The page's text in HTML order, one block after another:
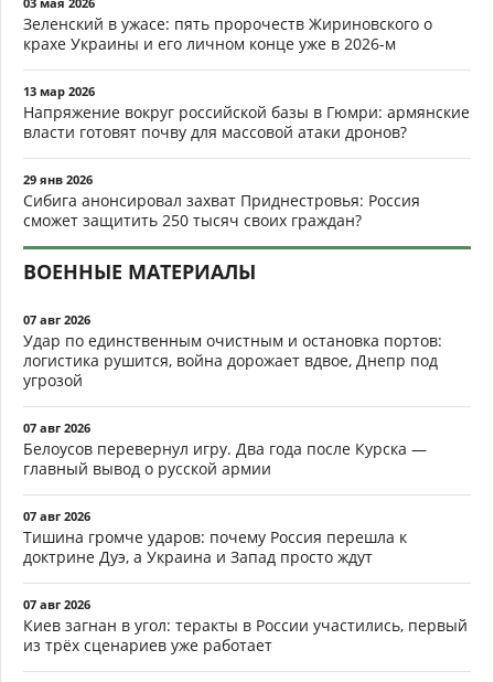
Зеленский в ужасе: пять пророчеств Жириновского о
крахе Украины и его личном конце уже в 2026-м
13 мар 2026
Напряжение вокруг российской базы в Гюмри: армянские
власти готовят почву для массовой атаки дронов?
29 янв 2026
Сибига анонсировал захват Приднестровья: Россия
сможет защитить 250 тысяч своих граждан?
ВОЕННЫЕ МАТЕРИАЛЫ
07 авг 2026
Удар по единственным очистным и остановка портов:
логистика рушится, война дорожает вдвое, Днепр под
угрозой
07 авг 2026
Белоусов перевернул игру. Два года после Курска —
главный вывод о русской армии
07 авг 2026
Тишина громче ударов: почему Россия перешла к
доктрине Дуэ, а Украина и Запад просто ждут
07 авг 2026
Киев загнан в угол: теракты в России участились, первый
из трёх сценариев уже работает